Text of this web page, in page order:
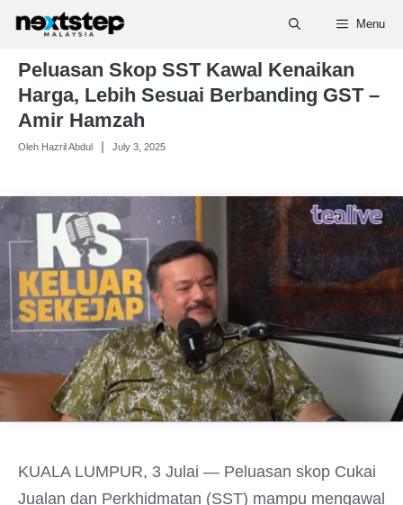
Skip
content
Menu
Peluasan Skop SST Kawal Kenaikan
Harga, Lebih Sesuai Berbanding GST –
Amir Hamzah
Oleh Hazril Abdul July 3, 2025
KUALA LUMPUR, 3 Julai — Peluasan skop Cukai
Jualan dan Perkhidmatan (SST) mampu mengawal